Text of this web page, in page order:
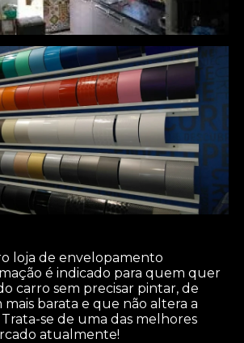
loja de envelopamento
é indicado para quem quer
carro sem precisar pintar, de
barata e que não altera a
se de uma das melhores
atualmente!